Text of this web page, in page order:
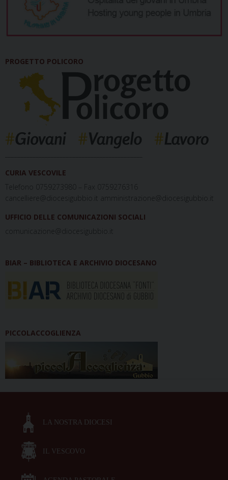
PROGETTO POLICORO
CURIA VESCOVILE
Telefono 0759273980 – Fax 0759276316
cancelliere@diocesigubbio.it amministrazione@diocesigubbio.it
UFFICIO DELLE COMUNICAZIONI SOCIALI
comunicazione@diocesigubbio.it
BIAR – BIBLIOTECA E ARCHIVIO DIOCESANO
PICCOLACCOGLIENZA
LA NOSTRA DIOCESI
IL VESCOVO